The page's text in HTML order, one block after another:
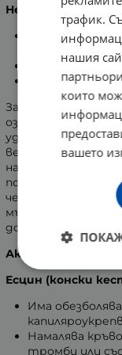
Неговите
Кървене при
Лек сърбеж и
Болка, която
Заболяването
означава "
удължаване и
венозната
най-често по
подбедриците и в
често срещани са
мъжете.
до сериозни
Активни
Есцин (конски
Има
Намалява
тромби или
трафик.
нашия
които
вашето